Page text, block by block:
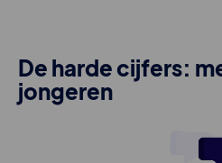
De harde cijfers:
jongeren